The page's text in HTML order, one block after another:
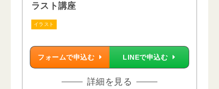
ラスト講座
イラスト
フォームで申込む LINEで申込む
詳細を見る